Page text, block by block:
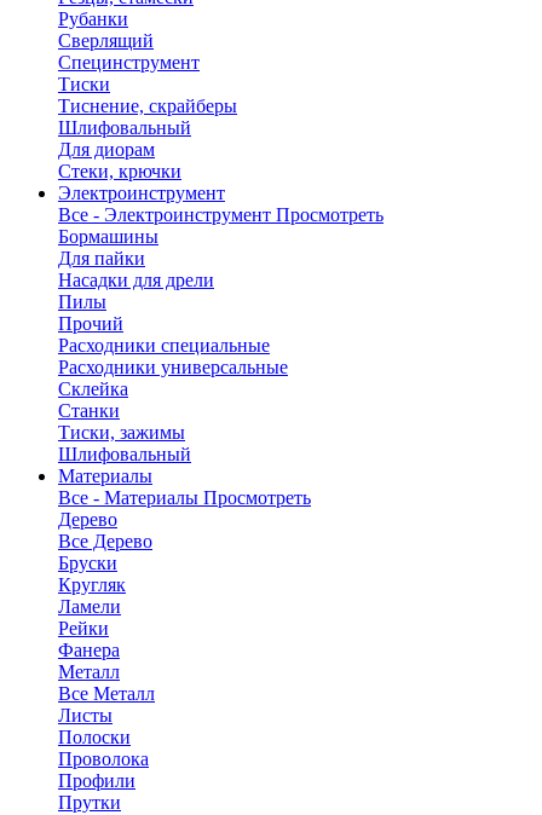
Рубанки
Сверлящий
Специнструмент
Тиски
Тиснение, скрайберы
Шлифовальный
Для диорам
Стеки, крючки
Электроинструмент
Все - Электроинструмент Просмотреть
Бормашины
Для пайки
Насадки для дрели
Пилы
Прочий
Расходники специальные
Расходники универсальные
Склейка
Станки
Тиски, зажимы
Шлифовальный
Материалы
Все - Материалы Просмотреть
Дерево
Все Дерево
Бруски
Кругляк
Ламели
Рейки
Фанера
Металл
Все Металл
Листы
Полоски
Проволока
Профили
Прутки